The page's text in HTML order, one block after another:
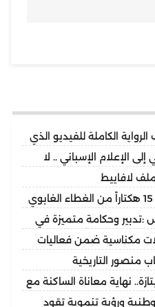
الكاملة للفيديو الذي
الإعلام الإسباني .. لا
لافاييط
حريق غابوي يلتهم نحو 15 هكتاراً من الغطاء الغابوي
:تدبير وحكامة متميزة في
المنتزه التأهيلية نموذجا
مكناسية ضمن فعاليات
منصور التاريخية
نهاية معاناة الساكنة مع
ورؤية تنموية تقود